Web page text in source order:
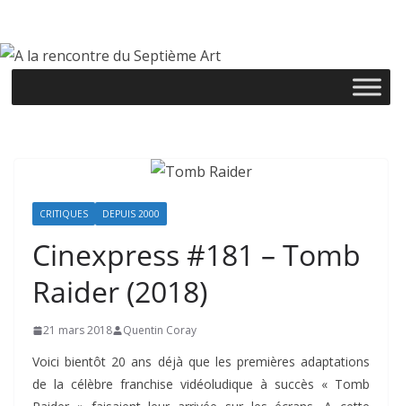
contenu
CRITIQUES DEPUIS 2000
Cinexpress #181 – Tomb
Raider (2018)
21 mars 2018 Quentin Coray
Voici bientôt 20 ans déjà que les premières adaptations
de la célèbre franchise vidéoludique à succès « Tomb